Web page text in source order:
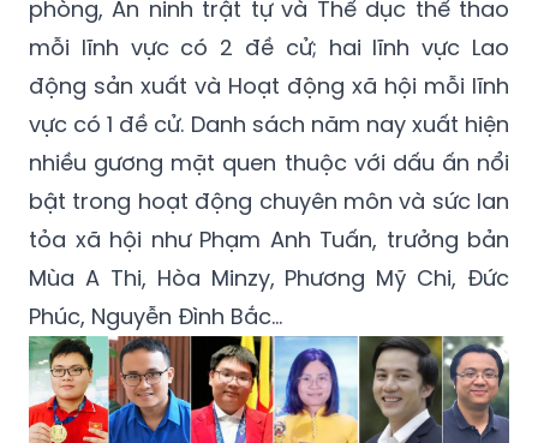
phòng, An ninh trật tự và Thể dục thể thao
mỗi lĩnh vực có 2 đề cử; hai lĩnh vực Lao
động sản xuất và Hoạt động xã hội mỗi lĩnh
vực có 1 đề cử. Danh sách năm nay xuất hiện
nhiều gương mặt quen thuộc với dấu ấn nổi
bật trong hoạt động chuyên môn và sức lan
tỏa xã hội như Phạm Anh Tuấn, trưởng bản
Mùa A Thi, Hòa Minzy, Phương Mỹ Chi, Đức
Phúc, Nguyễn Đình Bắc…